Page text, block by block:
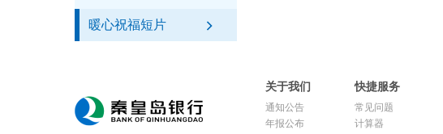
暖心祝福短片
关于我们
通知公告
年报公布
快捷服务
常见问题
计算器